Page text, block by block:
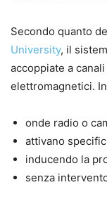
Secondo quanto
University, il
accoppiate a
elettromagnetici.
onde radio o
attivano
inducendo la
senza